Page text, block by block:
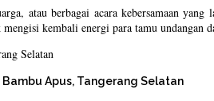
atau berbagai acara kebersamaan
kembali energi para tamu undangan
Apus, Tangerang Selatan